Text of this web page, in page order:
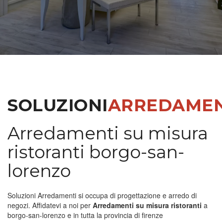
SOLUZIONI
Arredamenti su misura
ristoranti borgo-san-
lorenzo
Soluzioni Arredamenti si occupa di progettazione e arredo di
negozi. Affidatevi a noi per Arredamenti su misura ristoranti a
borgo-san-lorenzo e in tutta la provincia di firenze